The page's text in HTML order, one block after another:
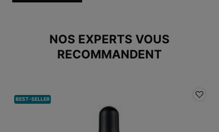
NOS EXPERTS VOUS
RECOMMANDENT
BEST-SELLER